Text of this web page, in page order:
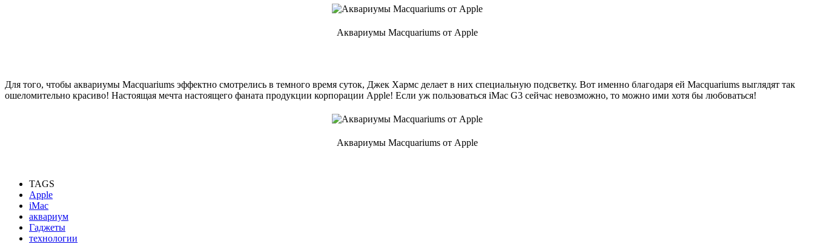
Аквариумы Macquariums от Apple
Для того, чтобы аквариумы Macquariums эффектно смотрелись в темного время суток, Джек Хармс делает в них специальную подсветку. Вот именно благодаря ей Macquariums выглядят так
ошеломительно красиво! Настоящая мечта настоящего фаната продукции корпорации Apple! Если уж пользоваться iMac G3 сейчас невозможно, то можно ими хотя бы любоваться!
Аквариумы Macquariums от Apple
TAGS
Apple
iMac
аквариум
Гаджеты
технологии